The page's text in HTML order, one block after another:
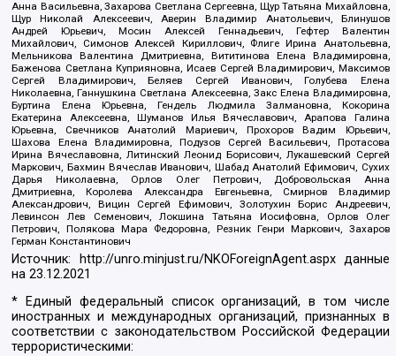
Анна Васильевна, Захарова Светлана Сергеевна, Щур Татьяна Михайловна,
Щур Николай Алексеевич, Аверин Владимир Анатольевич, Блинушов
Андрей Юрьевич, Мосин Алексей Геннадьевич, Гефтер Валентин
Михайлович, Симонов Алексей Кириллович, Флиге Ирина Анатольевна,
Мельникова Валентина Дмитриевна, Вититинова Елена Владимировна,
Баженова Светлана Куприяновна, Исаев Сергей Владимирович, Максимов
Сергей Владимирович, Беляев Сергей Иванович, Голубева Елена
Николаевна, Ганнушкина Светлана Алексеевна, Закс Елена Владимировна,
Буртина Елена Юрьевна, Гендель Людмила Залмановна, Кокорина
Екатерина Алексеевна, Шуманов Илья Вячеславович, Арапова Галина
Юрьевна, Свечников Анатолий Мариевич, Прохоров Вадим Юрьевич,
Шахова Елена Владимировна, Подузов Сергей Васильевич, Протасова
Ирина Вячеславовна, Литинский Леонид Борисович, Лукашевский Сергей
Маркович, Бахмин Вячеслав Иванович, Шабад Анатолий Ефимович, Сухих
Дарья Николаевна, Орлов Олег Петрович, Добровольская Анна
Дмитриевна, Королева Александра Евгеньевна, Смирнов Владимир
Александрович, Вицин Сергей Ефимович, Золотухин Борис Андреевич,
Левинсон Лев Семенович, Локшина Татьяна Иосифовна, Орлов Олег
Петрович, Полякова Мара Федоровна, Резник Генри Маркович, Захаров
Герман Константинович
Источник: http://unro.minjust.ru/NKOForeignAgent.aspxданные
на23.12.2021
* Единый федеральный список организаций, в том числе
иностранных и международных организаций, признанных в
соответствии с законодательством Российской Федерации
террористическими: